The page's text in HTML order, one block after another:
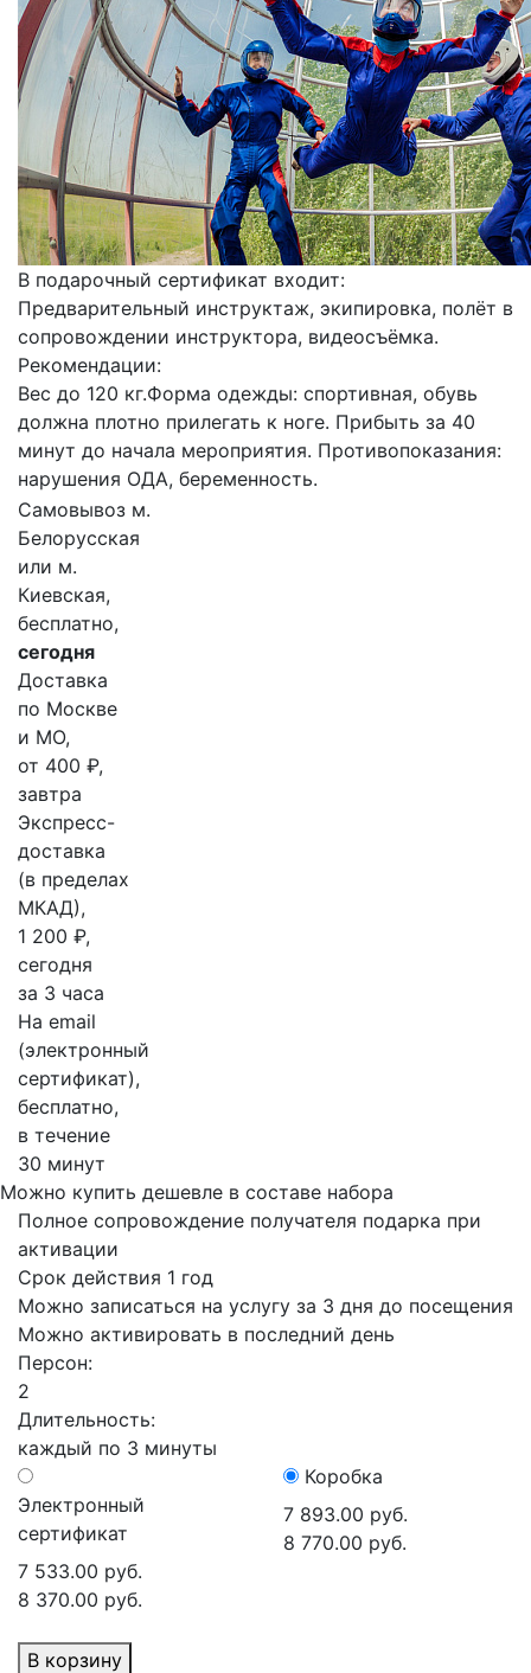
В подарочный сертификат входит:
Предварительный инструктаж, экипировка, полёт в
сопровождении инструктора, видеосъёмка.
Рекомендации:
Вес до 120 кг.Форма одежды: спортивная, обувь
должна плотно прилегать к ноге. Прибыть за 40
минут до начала мероприятия. Противопоказания:
нарушения ОДА, беременность.
Самовывоз м.
Белорусская
или м.
Киевская,
бесплатно,
сегодня
Доставка
по Москве
и МО,
от 400 ₽,
завтра
Экспресс-
доставка
(в пределах
МКАД),
1 200 ₽,
сегодня
за 3 часа
На email
(электронный
сертификат),
бесплатно,
в течение
30 минут
Можно купить дешевле в составе набора
Полное сопровождение получателя подарка при
активации
Срок действия 1 год
Можно записаться на услугу за 3 дня до посещения
Можно активировать в последний день
Персон:
2
Длительность:
каждый по 3 минуты
Электронный
сертификат
7 533.00 руб.
8 370.00 руб.
Коробка
7 893.00 руб.
8 770.00 руб.
В корзину